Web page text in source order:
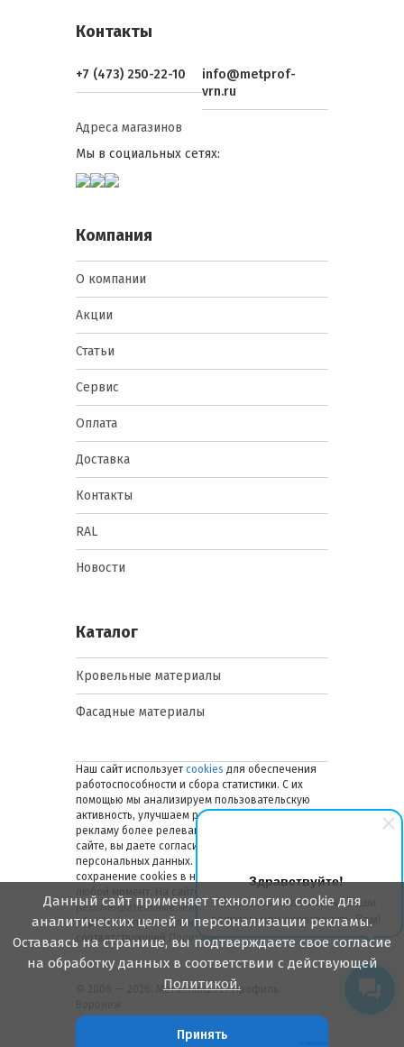
Здравствуйте!
Мы готовы ответить на Ваши
вопросы или перезвонить Вам!
Контакты
+7 (473) 250-22-10
info@metprof-
vrn.ru
Адреса магазинов
Мы в социальных сетях:
Компания
О компании
Акции
Статьи
Сервис
Оплата
Доставка
Контакты
RAL
Новости
Каталог
Кровельные материалы
Фасадные материалы
Наш сайт использует cookies для обеспечения
работоспособности и сбора статистики. С их
помощью мы анализируем пользовательскую
активность, улучшаем работу сайта и делаем
рекламу более релевантной. Оставаясь на
сайте, вы даете согласие на обработку ваших
персональных данных. Вы можете отключить
сохранение cookies в настройках браузера в
любой момент. На сайте также применяются
рекомендательные технологии. Подробнее об
обработке персональных данных — в
соответствующей
Политике.
© 2006 — 2026. Металлинвест Профиль.
Данный сайт применяет технологию cookie для
аналитических целей и персонализации рекламы.
Оставаясь на странице, вы подтверждаете свое согласие
на обработку данных в соответствии с действующей
Политикой.
Принять